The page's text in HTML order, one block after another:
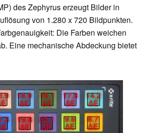
des Zephyrus erzeugt Bilder in
von 1.280 x 720 Bildpunkten.
Die Farben weichen
Eine mechanische Abdeckung bietet
18.9
∆E
16.1
∆E
17.8
∆E
14.2
∆E
19.8
∆E
22.1
∆E
9.6
∆E
8.7
∆E